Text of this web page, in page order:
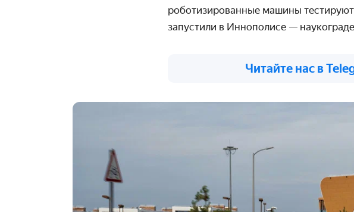
роботизированные машины
запустили в Иннополисе —
Читайте нас в